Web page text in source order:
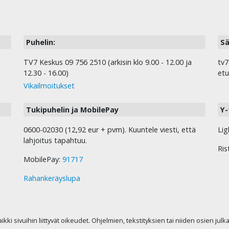
Puhelin:
TV7 Keskus 09 756 2510 (arkisin klo 9.00 - 12.00 ja
12.30 - 16.00)
Vikailmoitukset
Tukipuhelin ja MobilePay
0600-02030 (12,92 eur + pvm). Kuuntele viesti, että
lahjoitus tapahtuu.
MobilePay: 91717
Rahankeräyslupa
sivuihin liittyvät oikeudet. Ohjelmien, tekstityksien tai niiden osien